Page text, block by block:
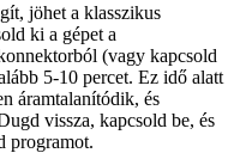
jöhet a klasszikus
ki a gépet a
(vagy kapcsold
5-10 percet. Ez idő alatt
áramtalanítódik, és
vissza, kapcsold be, és
programot.